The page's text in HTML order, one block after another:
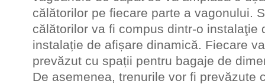
călătorilor pe fiecare parte a vagonului.
călătorilor va fi compus dintr-o instalaţie
instalație de afișare dinamică. Fiecare
prevăzut cu spații pentru bagaje de
De asemenea, trenurile vor fi prevăzute